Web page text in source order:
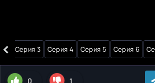
‹
2 Серия 3 Серия 4 Серия 5 Серия 6
0 1